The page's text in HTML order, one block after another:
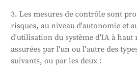
personnes compétentes.
Généré
3. Les mesures de contrôle sont
risques, au niveau d'autonomie et
d'utilisation du système d'IA à haut
assurées par l'un ou l'autre des
suivants, ou par les deux :